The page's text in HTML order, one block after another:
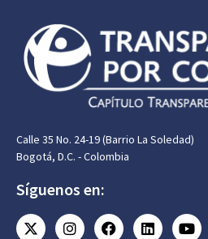
Calle 35 No. 24-19 (Barrio La Soledad)
Bogotá, D.C. - Colombia
Síguenos en: